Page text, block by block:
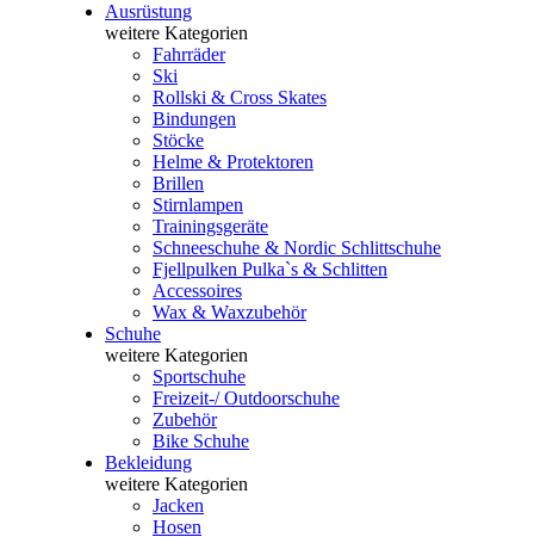
Ausrüstung
weitere Kategorien
Fahrräder
Ski
Rollski & Cross Skates
Bindungen
Stöcke
Helme & Protektoren
Brillen
Stirnlampen
Trainingsgeräte
Schneeschuhe & Nordic Schlittschuhe
Fjellpulken Pulka`s & Schlitten
Accessoires
Wax & Waxzubehör
Schuhe
weitere Kategorien
Sportschuhe
Freizeit-/ Outdoorschuhe
Zubehör
Bike Schuhe
Bekleidung
weitere Kategorien
Jacken
Hosen